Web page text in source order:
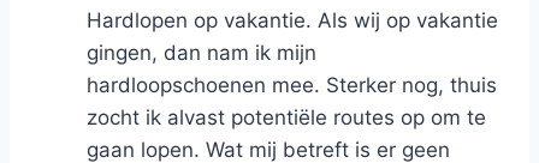
Hardlopen op vakantie. Als wij op vakantie
gingen, dan nam ik mijn
hardloopschoenen mee. Sterker nog, thuis
zocht ik alvast potentiële routes op om te
gaan lopen. Wat mij betreft is er geen